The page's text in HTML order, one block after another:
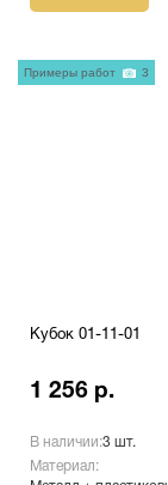
Кубок 01-11-01
1 256 р.
В наличии:3 шт.
Материал:
Примеры работ 3